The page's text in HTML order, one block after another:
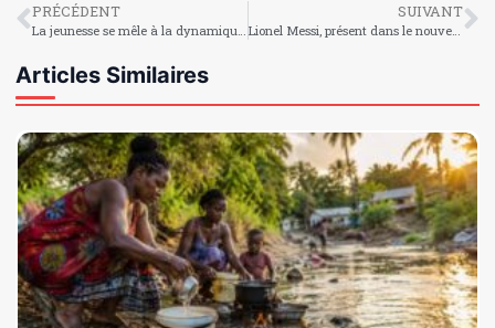
PRÉCÉDENT SUIVANT
Lionel Messi, présent dans le nouveau clip de Maluma
Articles Similaires